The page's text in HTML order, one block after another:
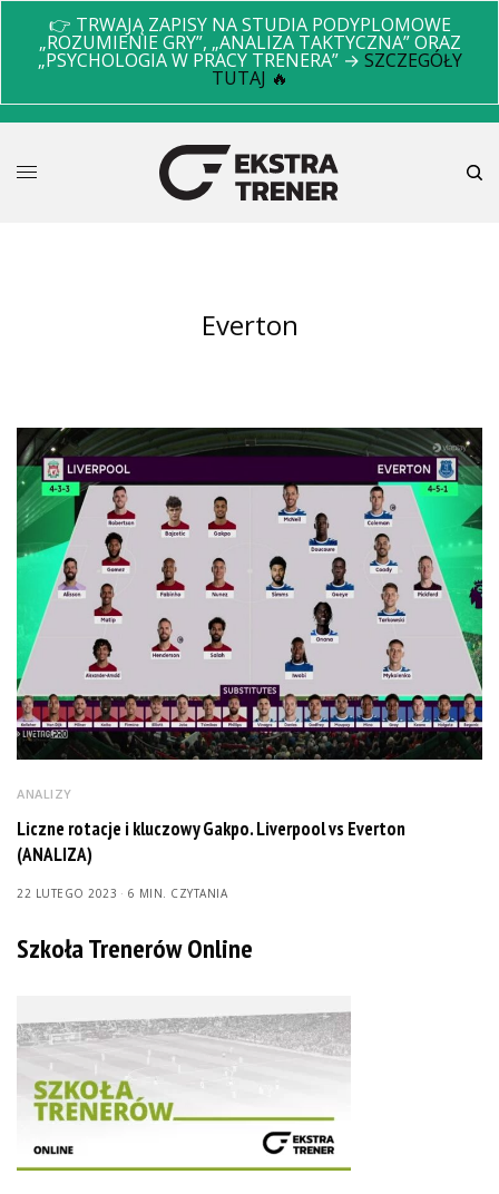
👉 TRWAJĄ ZAPISY NA STUDIA PODYPLOMOWE
„ROZUMIENIE GRY”, „ANALIZA TAKTYCZNA” ORAZ
„PSYCHOLOGIA W PRACY TRENERA” → SZCZEGÓŁY
TUTAJ 🔥
everton
ANALIZY
Liczne rotacje i kluczowy Gakpo. Liverpool vs Everton
(ANALIZA)
22 LUTEGO 2023 6 MIN. CZYTANIA
Szkoła Trenerów Online